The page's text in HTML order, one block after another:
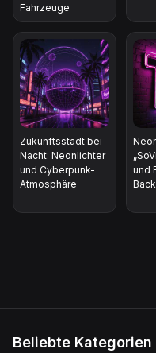
Fahrzeuge
Zukunftsstadt bei
Nacht: Neonlichter
und Cyberpunk-
Atmosphäre
und
Beliebte Kategorien